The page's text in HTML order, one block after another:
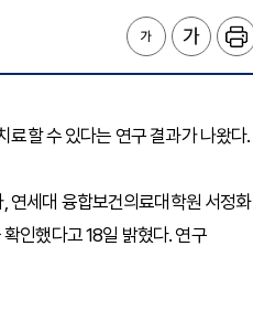
할 수 있다는 연구 결과가 나왔다.
연세대 융합보건의료대학원 서정화
인했다고 18일 밝혔다. 연구